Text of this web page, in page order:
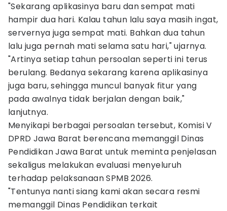
"Sekarang aplikasinya baru dan sempat mati
hampir dua hari. Kalau tahun lalu saya masih ingat,
servernya juga sempat mati. Bahkan dua tahun
lalu juga pernah mati selama satu hari," ujarnya.
"Artinya setiap tahun persoalan seperti ini terus
berulang. Bedanya sekarang karena aplikasinya
juga baru, sehingga muncul banyak fitur yang
pada awalnya tidak berjalan dengan baik,"
lanjutnya.
Menyikapi berbagai persoalan tersebut, Komisi V
DPRD Jawa Barat berencana memanggil Dinas
Pendidikan Jawa Barat untuk meminta penjelasan
sekaligus melakukan evaluasi menyeluruh
terhadap pelaksanaan SPMB 2026.
"Tentunya nanti siang kami akan secara resmi
memanggil Dinas Pendidikan terkait